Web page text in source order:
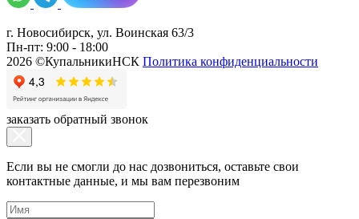
г. Новосибирск, ул. Воинская 63/3
Пн-пт: 9:00 - 18:00
2026 ©КупальникиНСК Политика конфиденциальности
заказать обратный звонок
Если вы не смогли до нас дозвониться, оставьте свои
контактные данные, и мы вам перезвоним